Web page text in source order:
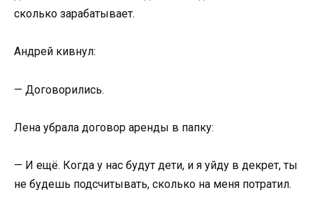
сколько зарабатывает.
Андрей кивнул:
— Договорились.
Лена убрала договор аренды в папку:
— И ещё. Когда у нас будут дети, и я уйду в декрет, ты
не будешь подсчитывать, сколько на меня потратил.